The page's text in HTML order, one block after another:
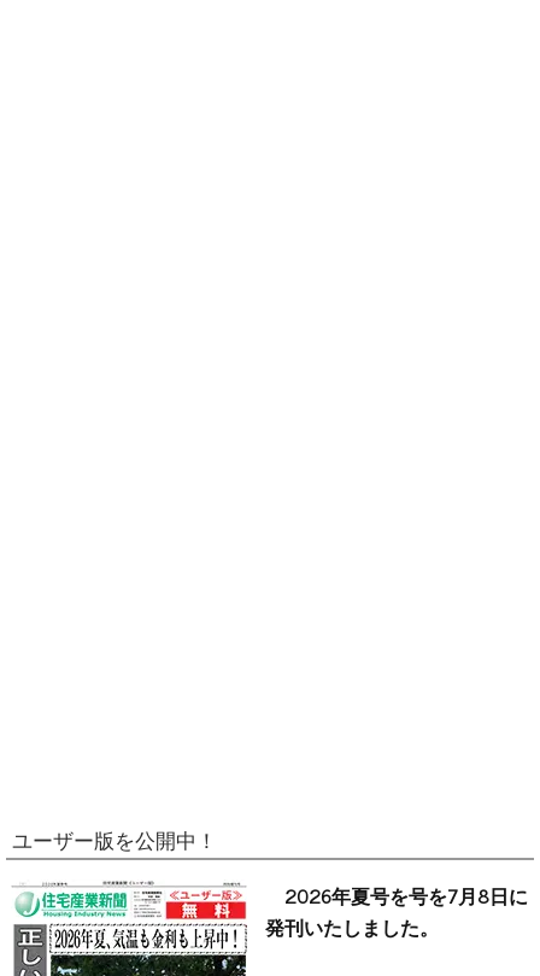
ユーザー版を公開中！
2026年夏号を号を7月8日に
発刊いたしました。